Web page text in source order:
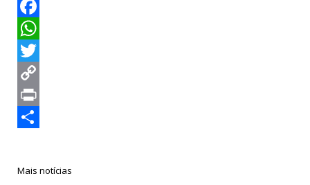
Facebook
WhatsApp
Twitter
Copy
Link
Print
Mais notícias